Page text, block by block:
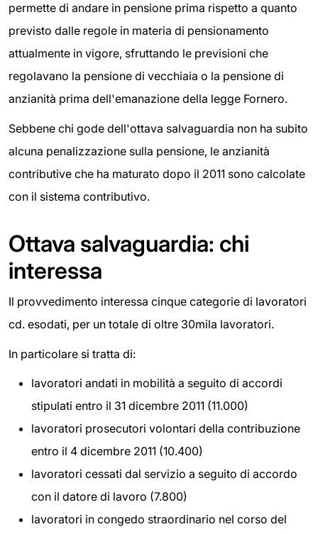
permette di andare in pensione prima rispetto a quanto
previsto dalle regole in materia di pensionamento
attualmente in vigore, sfruttando le previsioni che
regolavano la pensione di vecchiaia o la pensione di
anzianità prima dell'emanazione della legge Fornero.
Sebbene chi gode dell'ottava salvaguardia non ha subito
alcuna penalizzazione sulla pensione, le anzianità
contributive che ha maturato dopo il 2011 sono calcolate
con il sistema contributivo.
Ottava salvaguardia: chi
interessa
Il provvedimento interessa cinque categorie di lavoratori
cd. esodati, per un totale di oltre 30mila lavoratori.
In particolare si tratta di:
lavoratori andati in mobilità a seguito di accordi
stipulati entro il 31 dicembre 2011 (11.000)
lavoratori prosecutori volontari della contribuzione
entro il 4 dicembre 2011 (10.400)
lavoratori cessati dal servizio a seguito di accordo
con il datore di lavoro (7.800)
lavoratori in congedo straordinario nel corso del